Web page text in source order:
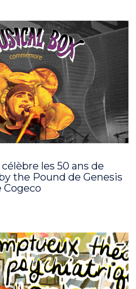
les 50 ans de
the Pound de Genesis
Cogeco